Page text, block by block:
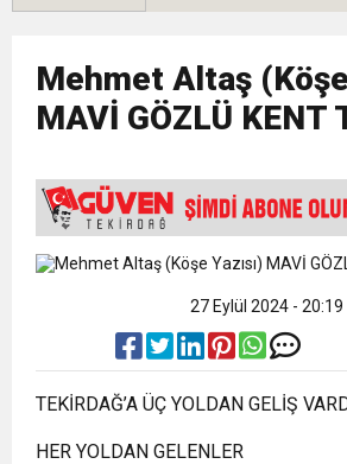
YENİ BAŞKAN ATANDI
17:43 6. GELENEKSEL KEŞKEK
MUHTEŞEM FİNAL
Mehmet Altaş (Köşe
MAVİ GÖZLÜ KENT
27 Eylül 2024 - 20:19
TEKİRDAĞ’A ÜÇ YOLDAN GELİŞ
HER YOLDAN GELENLER